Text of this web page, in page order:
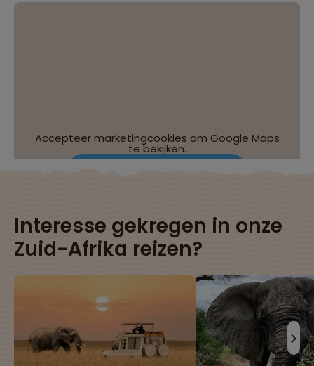
Accepteer marketingcookies om Google Maps
te bekijken.
Interesse gekregen in onze
Zuid-Afrika reizen?